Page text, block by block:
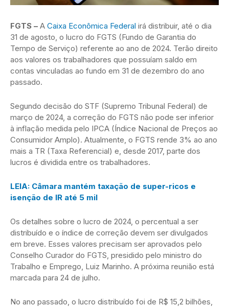
FGTS – A Caixa Econômica Federal irá distribuir, até o dia
31 de agosto, o lucro do FGTS (Fundo de Garantia do
Tempo de Serviço) referente ao ano de 2024. Terão direito
aos valores os trabalhadores que possuíam saldo em
contas vinculadas ao fundo em 31 de dezembro do ano
passado.
Segundo decisão do STF (Supremo Tribunal Federal) de
março de 2024, a correção do FGTS não pode ser inferior
à inflação medida pelo IPCA (Índice Nacional de Preços ao
Consumidor Amplo). Atualmente, o FGTS rende 3% ao ano
mais a TR (Taxa Referencial) e, desde 2017, parte dos
lucros é dividida entre os trabalhadores.
LEIA: Câmara mantém taxação de super-ricos e
isenção de IR até 5 mil
Os detalhes sobre o lucro de 2024, o percentual a ser
distribuído e o índice de correção devem ser divulgados
em breve. Esses valores precisam ser aprovados pelo
Conselho Curador do FGTS, presidido pelo ministro do
Trabalho e Emprego, Luiz Marinho. A próxima reunião está
marcada para 24 de julho.
No ano passado, o lucro distribuído foi de R$ 15,2 bilhões,